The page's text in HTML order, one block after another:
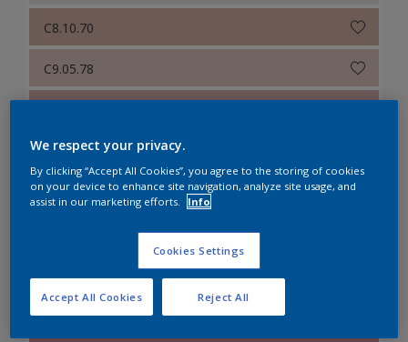
C8.10.70
C9.05.78
B7.04.83
Z8.15.49
A6.07.70
We respect your privacy.
By clicking “Accept All Cookies”, you agree to the storing of cookies
on your device to enhance site navigation, analyze site usage, and
assist in our marketing efforts.
Info
Cookies Settings
Reject All
Accept All Cookies